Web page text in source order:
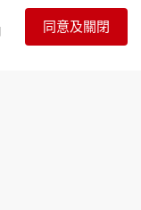
同意及關閉